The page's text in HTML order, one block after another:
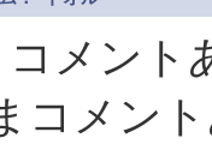
コメン
コメン